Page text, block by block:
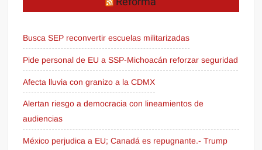
Busca SEP reconvertir escuelas militarizadas
Pide personal de EU a SSP-Michoacán reforzar seguridad
Afecta lluvia con granizo a la CDMX
Alertan riesgo a democracia con lineamientos de
audiencias
México perjudica a EU; Canadá es repugnante.- Trump